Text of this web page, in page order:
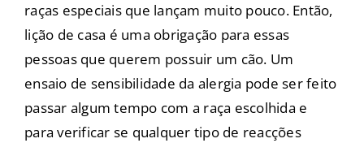
raças especiais que lançam muito pouco. Então,
lição de casa é uma obrigação para essas
pessoas que querem possuir um cão. Um
ensaio de sensibilidade da alergia pode ser feito
passar algum tempo com a raça escolhida e
para verificar se qualquer tipo de reacções